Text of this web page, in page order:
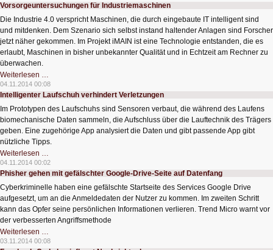
vorhaben
Vorsorgeuntersuchungen für Industriemaschinen
Die Industrie 4.0 verspricht Maschinen, die durch eingebaute IT intelligent sind
und mitdenken. Dem Szenario sich selbst instand haltender Anlagen sind Forscher
jetzt näher gekommen. Im Projekt iMAIN ist eine Technologie entstanden, die es
erlaubt, Maschinen in bisher unbekannter Qualität und in Echtzeit am Rechner zu
überwachen.
Weiterlesen …
für
Industriemaschinen
04.11.2014 00:08
Intelligenter Laufschuh verhindert Verletzungen
Im Prototypen des Laufschuhs sind Sensoren verbaut, die während des Laufens
biomechanische Daten sammeln, die Aufschluss über die Lauftechnik des Trägers
geben. Eine zugehörige App analysiert die Daten und gibt passende App gibt
nützliche Tipps.
Weiterlesen …
Laufschuh
verhindert
Verletzungen
04.11.2014 00:02
Phisher gehen mit gefälschter Google-Drive-Seite auf Datenfang
Cyberkriminelle haben eine gefälschte Startseite des Services Google Drive
aufgesetzt, um an die Anmeldedaten der Nutzer zu kommen. Im zweiten Schritt
kann das Opfer seine persönlichen Informationen verlieren. Trend Micro warnt vor
der verbesserten Angriffsmethode
Weiterlesen …
gehen
mit
03.11.2014 00:08